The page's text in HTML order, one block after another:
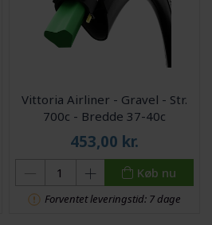
Vittoria Airliner - Gravel - Str.
700c - Bredde 37-40c
453,00 kr.
Køb nu
Forventet leveringstid: 7 dage